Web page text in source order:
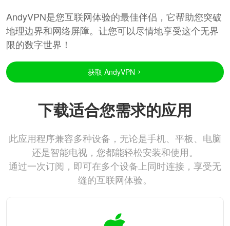
AndyVPN是您互联网体验的最佳伴侣，它帮助您突破
地理边界和网络屏障。让您可以尽情地享受这个无界
限的数字世界！
获取 AndyVPN
下载适合您需求的应用
此应用程序兼容多种设备，无论是手机、平板、电脑
还是智能电视，您都能轻松安装和使用。
通过一次订阅，即可在多个设备上同时连接，享受无
缝的互联网体验。